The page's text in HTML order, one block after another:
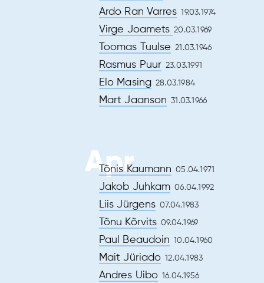
Ardo Ran Varres 19.03.1974
Virge Joamets 20.03.1969
Toomas Tuulse 21.03.1946
Rasmus Puur 23.03.1991
Elo Masing 28.03.1984
Mart Jaanson 31.03.1966
Apr
Tõnis Kaumann 05.04.1971
Jakob Juhkam 06.04.1992
Liis Jürgens 07.04.1983
Tõnu Kõrvits 09.04.1969
Paul Beaudoin 10.04.1960
Mait Jüriado 12.04.1983
Andres Uibo 16.04.1956